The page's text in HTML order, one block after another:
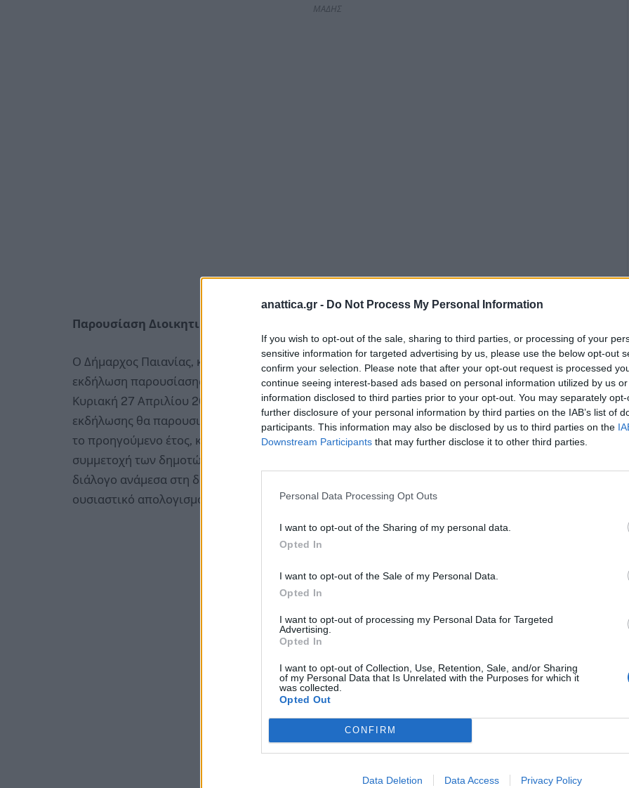
anattica.gr - Do Not Process My Personal Information
If you wish to opt-out of the sale, sharing to third parties, or processing of your
sensitive information for targeted advertising by us, please use the below opt-out
confirm your selection. Please note that after your opt-out request is processed
continue seeing interest-based ads based on personal information utilized by us
information disclosed to third parties prior to your opt-out. You may separately
further disclosure of your personal information by third parties on the IAB’s list of
participants. This information may also be disclosed by us to third parties on the
Downstream Participants that may further disclose it to other third parties.
Personal Data Processing Opt Outs
I want to opt-out of the Sharing of my personal data.
Opted In
I want to opt-out of the Sale of my Personal Data.
Opted In
I want to opt-out of processing my Personal Data for Targeted
Advertising.
Opted In
I want to opt-out of Collection, Use, Retention, Sale, and/or Sharing
of my Personal Data that Is Unrelated with the Purposes for which it
was collected.
Opted Out
CONFIRM
Data Deletion Data Access Privacy Policy
ΜΑΔΗΣ
Παρουσίαση Διοικητικού Απολογισμού Δήμου Παιανίας στο Μουσείο Βορρέ
Ο Δήμαρχος Παιανίας, κ. Ισίδωρος Μάδης, και η διοίκηση του Δήμου σας προσκαλούν στην
εκδήλωση παρουσίασης του Διοικητικού Απολογισμού για την περίοδο 2024-2025, την
Κυριακή 27 Απριλίου 2025 και ώρα 18.00, στο Μουσείο Βορρέ. Κατά τη διάρκεια της
εκδήλωσης θα παρουσιαστούν τα έργα, οι δράσεις και οι πρωτοβουλίες που υλοποιήθηκαν
το προηγούμενο έτος, καθώς και οι νέες προτεραιότητες και στόχοι για το μέλλον. Η
συμμετοχή των δημοτών είναι ιδιαίτερα σημαντική, καθώς ενισχύει τη διαφάνεια και τον
διάλογο ανάμεσα στη διοίκηση και την τοπική κοινωνία. Σας περιμένουμε όλους για έναν
ουσιαστικό απολογισμό και έναν γόνιμο διάλογο.